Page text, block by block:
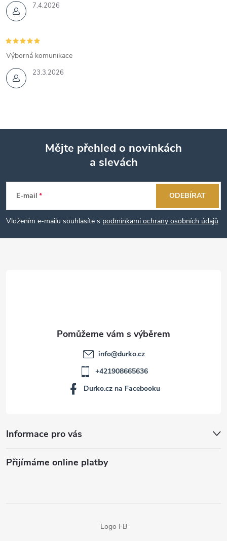
7.4.2026
23.3.2026
Výborná komunikace
p
a
Mějte přehled o novinkách
a slevách
E-mail
Vložením e-mailu souhlasíte s podmínkami ochrany osobních údajů
ODEBÍRAT
Informace pro vás
Přijímáme online platby
info@durko.cz
+421908665636
Durko.cz na Facebooku
Logo FB